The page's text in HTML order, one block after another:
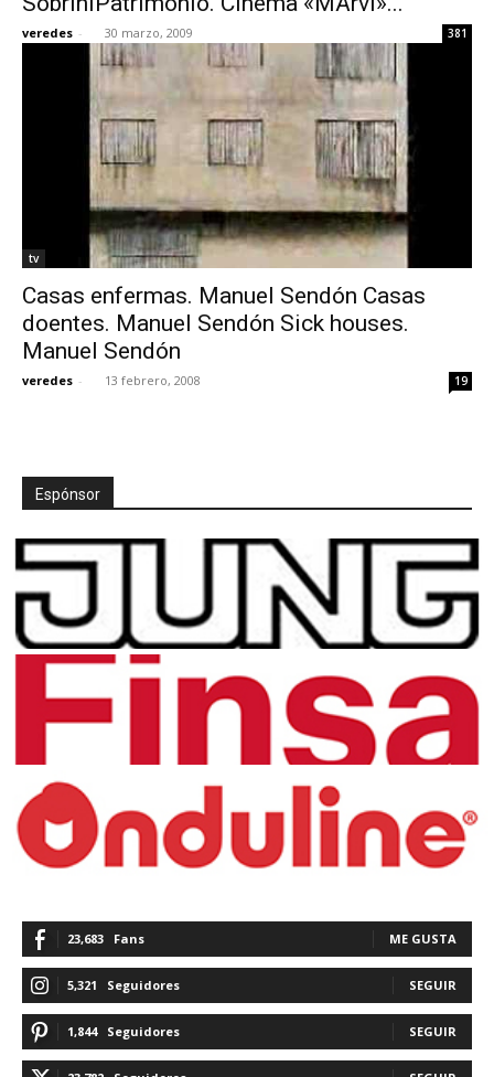
veredes - 30 marzo, 2009 381
tv
Casas enfermas. Manuel Sendón Casas
doentes. Manuel Sendón Sick houses.
Manuel Sendón
veredes - 13 febrero, 2008 19
Espónsor
23,683 Fans ME GUSTA
5,321 Seguidores SEGUIR
1,844 Seguidores SEGUIR